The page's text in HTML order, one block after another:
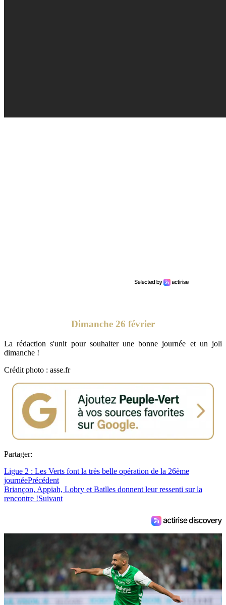
Dimanche 26 février
La rédaction s'unit pour souhaiter une bonne journée et un joli
dimanche !
Crédit photo : asse.fr
Partager:
Ligue 2 : Les Verts font la très belle opération de la 26ème
journéePrécédent
Briançon, Appiah, Lobry et Batlles donnent leur ressenti sur la
rencontre !Suivant